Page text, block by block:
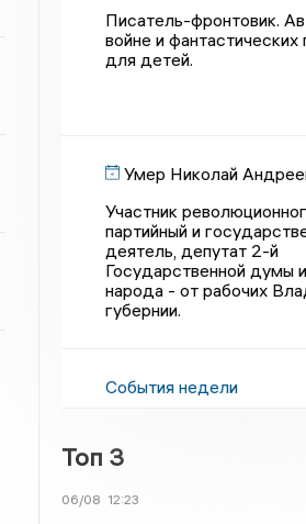
Писатель-фронтовик.
войне и
для детей.
Умер Николай
Участник
партийный и
деятель, депутат 2-й
Государственной думы
народа - от рабочих
губернии.
События недели
Топ 3
06/08 12:23